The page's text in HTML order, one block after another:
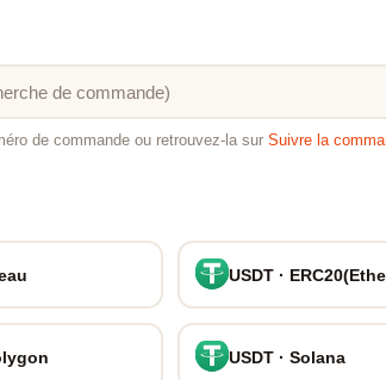
de commande ou retrouvez-la sur Suivre la
USDT ·
USDT · Solana